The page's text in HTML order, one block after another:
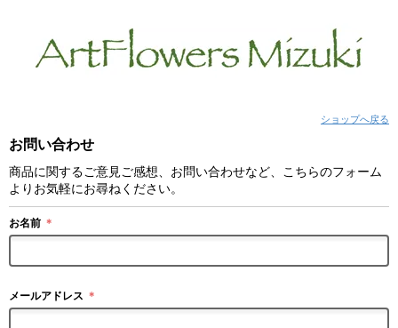
ショップへ戻る
お問い合わせ
商品に関するご意見ご感想、お問い合わせなど、こちらのフォーム
よりお気軽にお尋ねください。
お名前 ＊
メールアドレス ＊